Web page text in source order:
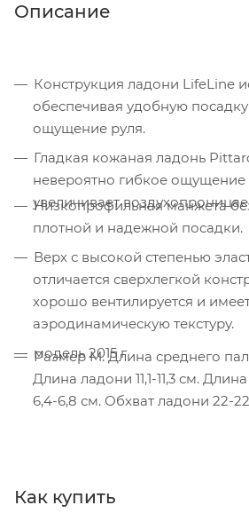
Описание
Конструкция ладони LifeLine
обеспечивая удобную
ощущение руля.
Гладкая кожаная ладонь
невероятно гибкое ощущение
увеличивает
Низкопрофильная манжета
плотной и надежной посадки.
Верх с высокой степенью
отличается сверхлегкой
хорошо вентилируется и
аэродинамическую текстуру.
модель 2015 г
Размер M. Длина среднего
Длина ладони 11,1-11,3 см.
6,4-6,8 см. Обхват ладони 22-
Как купить